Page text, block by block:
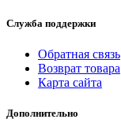
Служба поддержки
Обратная связь
Возврат товара
Карта сайта
Дополнительно